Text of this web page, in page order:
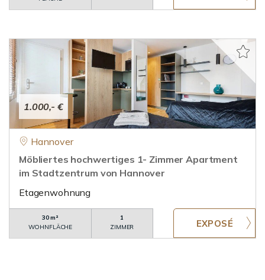
1.000,- €
Hannover
Möbliertes hochwertiges 1- Zimmer Apartment
im Stadtzentrum von Hannover
Etagenwohnung
30 m²
WOHNFLÄCHE
1
ZIMMER